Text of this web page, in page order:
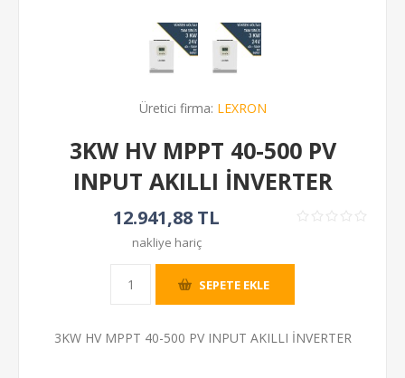
Üretici firma: LEXRON
3KW HV MPPT 40-500 PV
INPUT AKILLI İNVERTER
12.941,88 TL
nakliye hariç
SEPETE EKLE
3KW HV MPPT 40-500 PV INPUT AKILLI İNVERTER